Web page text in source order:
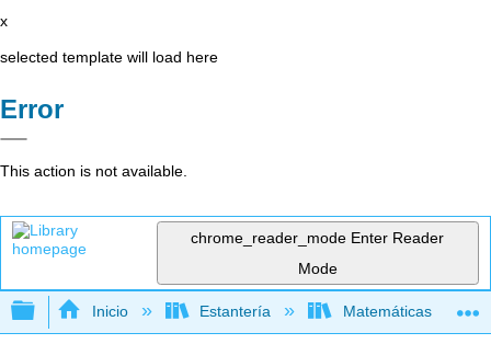
x
selected template will load here
Error
This action is not available.
chrome_reader_mode Enter Reader
Mode
Expandir/contraer jerarquía global
Inicio Estantería Matemáticas